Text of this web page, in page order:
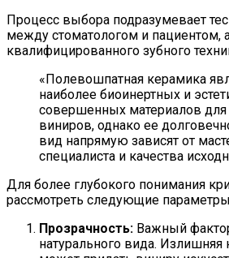
Процесс выбора подразумевает
между стоматологом и пациентом,
квалифицированного зубного
«Полевошпатная керамика
наиболее биоинертных и
совершенных материалов для
виниров, однако ее
вид напрямую зависят от
специалиста и качества
Для более глубокого понимания
рассмотреть следующие
Прозрачность: Важный
натурального вида. Излишняя